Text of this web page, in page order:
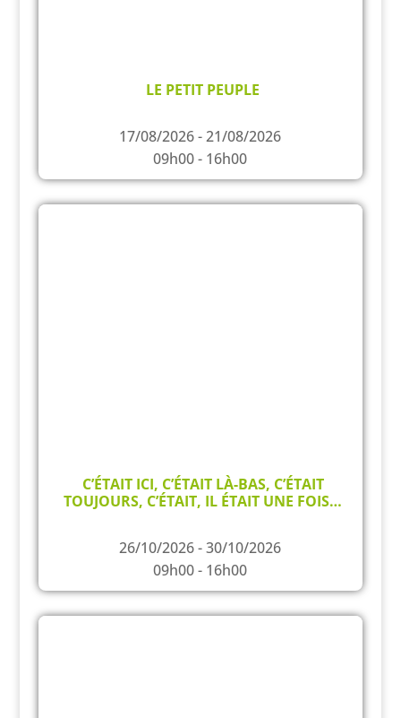
LE PETIT PEUPLE
17/08/2026 - 21/08/2026
09h00 - 16h00
C’ÉTAIT ICI, C’ÉTAIT LÀ-BAS, C’ÉTAIT
TOUJOURS, C’ÉTAIT, IL ÉTAIT UNE FOIS…
26/10/2026 - 30/10/2026
09h00 - 16h00